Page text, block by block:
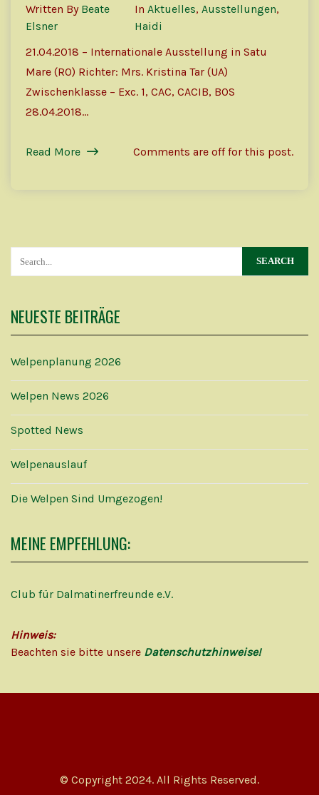
Written By Beate
Elsner
In Aktuelles, Ausstellungen,
Haidi
21.04.2018 – Internationale Ausstellung in Satu
Mare (RO) Richter: Mrs. Kristina Tar (UA)
Zwischenklasse – Exc. 1, CAC, CACIB, BOS
28.04.2018…
Read More Comments are off for this post.
NEUESTE BEITRÄGE
Welpenplanung 2026
Welpen News 2026
Spotted News
Welpenauslauf
Die Welpen Sind Umgezogen!
MEINE EMPFEHLUNG:
Club für Dalmatinerfreunde e.V.
Hinweis:
Beachten sie bitte unsere Datenschutzhinweise!
© Copyright 2024. All Rights Reserved.